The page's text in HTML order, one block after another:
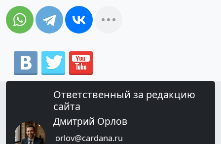
Ответственный за редакцию
сайта
Дмитрий Орлов
orlov@cardana.ru